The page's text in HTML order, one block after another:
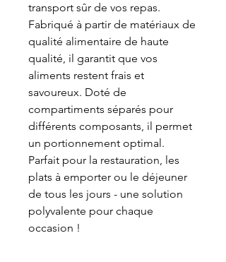
transport sûr de vos repas.
Fabriqué à partir de matériaux de
qualité alimentaire de haute
qualité, il garantit que vos
aliments restent frais et
savoureux. Doté de
compartiments séparés pour
différents composants, il permet
un portionnement optimal.
Parfait pour la restauration, les
plats à emporter ou le déjeuner
de tous les jours - une solution
polyvalente pour chaque
occasion !